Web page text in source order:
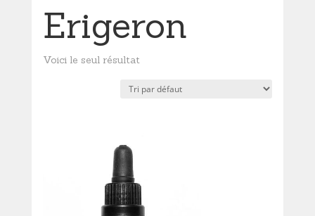
Erigeron
Voici le seul résultat